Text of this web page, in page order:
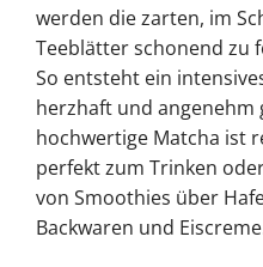
werden die zarten, im
Teeblätter schonend zu
So entsteht ein
herzhaft und angenehm
hochwertige Matcha ist
perfekt zum Trinken
von Smoothies über
Backwaren und